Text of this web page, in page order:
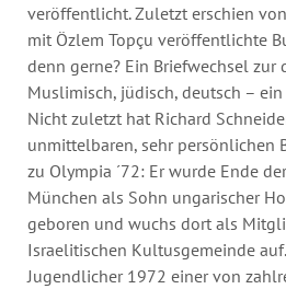
veröffentlicht. Zuletzt erschien
mit Özlem Topçu veröffentlichte
denn gerne? Ein Briefwechsel zur
Muslimisch, jüdisch, deutsch – ein
Nicht zuletzt hat Richard
unmittelbaren, sehr persönlichen
zu Olympia ´72: Er wurde Ende
München als Sohn ungarischer
geboren und wuchs dort als
Israelitischen Kultusgemeinde
Jugendlicher 1972 einer von